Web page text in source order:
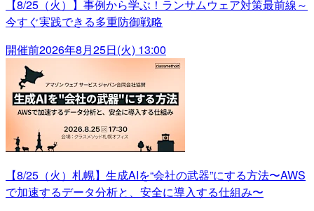
【8/25（火）】事例から学ぶ！ランサムウェア対策最前線～
今すぐ実践できる多重防御戦略
開催前2026年8月25日(火) 13:00
【8/25（火）札幌】生成AIを“会社の武器”にする方法〜AWS
で加速するデータ分析と、安全に導入する仕組み〜